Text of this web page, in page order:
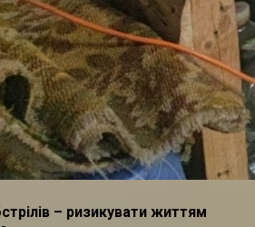
– ризикувати життям